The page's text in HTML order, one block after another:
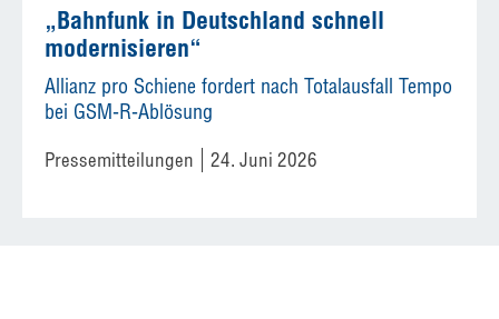
„Bahnfunk in Deutschland schnell
modernisieren“
Allianz pro Schiene fordert nach Totalausfall Tempo
bei GSM-R-Ablösung
Pressemitteilungen 24. Juni 2026